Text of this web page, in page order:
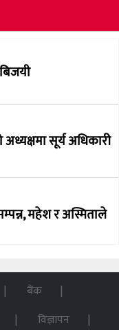
सूर्य अधिकारी
महेश र अस्मिताले
उम्मेदवारी
बैंक
विज्ञापन